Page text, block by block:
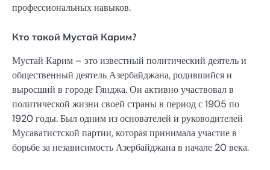
профессиональных навыков.
Кто такой Мустай Карим?
Мустай Карим – это известный политический деятель и
общественный деятель Азербайджана, родившийся и
выросший в городе Гянджа. Он активно участвовал в
политической жизни своей страны в период с 1905 по
1920 годы. Был одним из основателей и руководителей
Мусаватистской партии, которая принимала участие в
борьбе за независимость Азербайджана в начале 20 века.